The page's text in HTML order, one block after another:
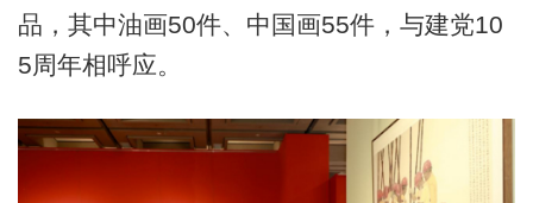
品，其中油画50件、中国画55件，与建党10
5周年相呼应。